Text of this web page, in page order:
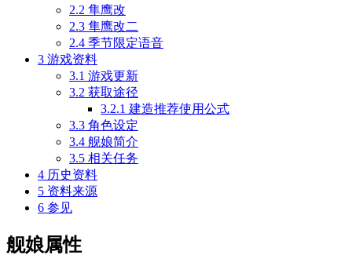
2.2 隼鹰改
2.3 隼鹰改二
2.4 季节限定语音
3 游戏资料
3.1 游戏更新
3.2 获取途径
3.2.1 建造推荐使用公式
3.3 角色设定
3.4 舰娘简介
3.5 相关任务
4 历史资料
5 资料来源
6 参见
舰娘属性